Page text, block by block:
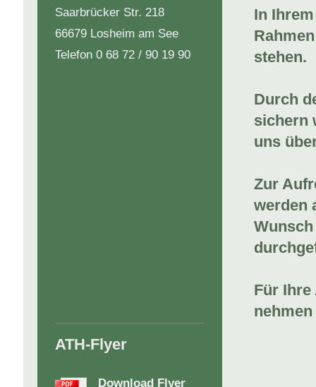
In
stehen.
Durch
sichern
uns
Zur
werden
Für
Saarbrücker Str. 218
66679 Losheim am See
Telefon 0 68 72 / 90 19 90
ATH-Flyer
Download Flyer